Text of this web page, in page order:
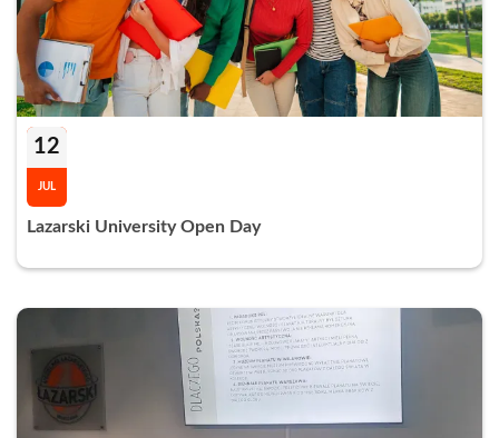
12
JUL
Lazarski University Open Day